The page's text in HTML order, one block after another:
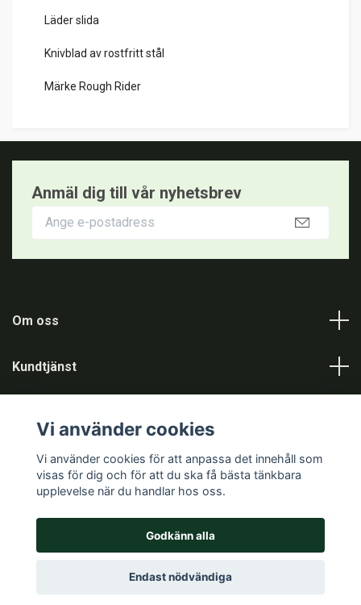
Läder slida
Knivblad av rostfritt stål
Märke Rough Rider
Anmäl dig till vår nyhetsbrev
Om oss
Kundtjänst
Sociala medier
© 2026 JaktgigantenPowered by Quickbutik
Vi använder cookies
Vi använder cookies för att anpassa det innehåll som
visas för dig och för att du ska få bästa tänkbara
upplevelse när du handlar hos oss.
Godkänn alla
Endast nödvändiga